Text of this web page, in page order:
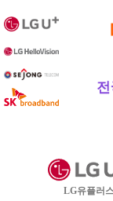
용
으
로
로
LG유플러